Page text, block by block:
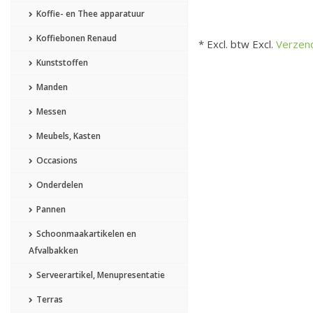
Koffie- en Thee apparatuur
Koffiebonen Renaud
Kunststoffen
Manden
Messen
Meubels, Kasten
Occasions
Onderdelen
Pannen
Schoonmaakartikelen en
Afvalbakken
Serveerartikel, Menupresentatie
Terras
* Excl. btw Excl.